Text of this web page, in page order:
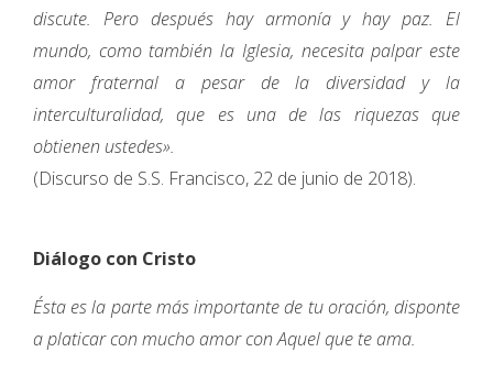
discute. Pero después hay armonía y hay paz. El
mundo, como también la Iglesia, necesita palpar este
amor fraternal a pesar de la diversidad y la
interculturalidad, que es una de las riquezas que
obtienen ustedes».
(Discurso de S.S. Francisco, 22 de junio de 2018).
Diálogo con Cristo
Ésta es la parte más importante de tu oración, disponte
a platicar con mucho amor con Aquel que te ama.